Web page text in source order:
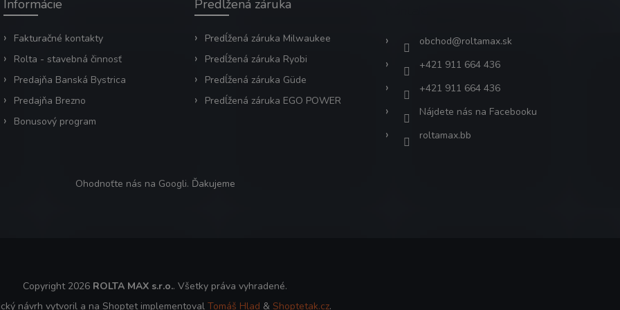
Informácie
Fakturačné kontakty
Rolta - stavebná činnosť
Predajňa Banská Bystrica
Predajňa Brezno
Bonusový program
Predĺžená záruka
Predĺžená záruka Milwaukee
Predĺžená záruka Ryobi
Predĺžená záruka Güde
Predĺžená záruka EGO POWER
obchod@roltamax.sk
+421 911 664 436
+421 911 664 436
Nájdete nás na Facebooku
roltamax.bb
Ohodnoťte nás na Googli. Ďakujeme
Copyright 2026 ROLTA MAX s.r.o.. Všetky práva vyhradené.
návrh vytvoril a na Shoptet implementoval Tomáš Hlad & Shoptetak.cz.